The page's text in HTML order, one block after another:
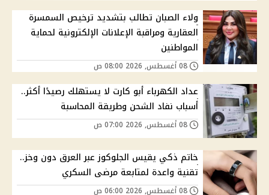
ولاء الصبان تطالب بتشديد ترخيص السمسرة
العقارية ومراقبة الإعلانات الإلكترونية لحماية
المواطنين
عداد الكهرباء أبو كارت لا يستهلك رصيدًا أكثر..
أسباب نفاد الشحن وطريقة المحاسبة
خاتم ذكي يقيس الجلوكوز عبر العرق دون وخز..
تقنية واعدة لمتابعة مرضى السكري